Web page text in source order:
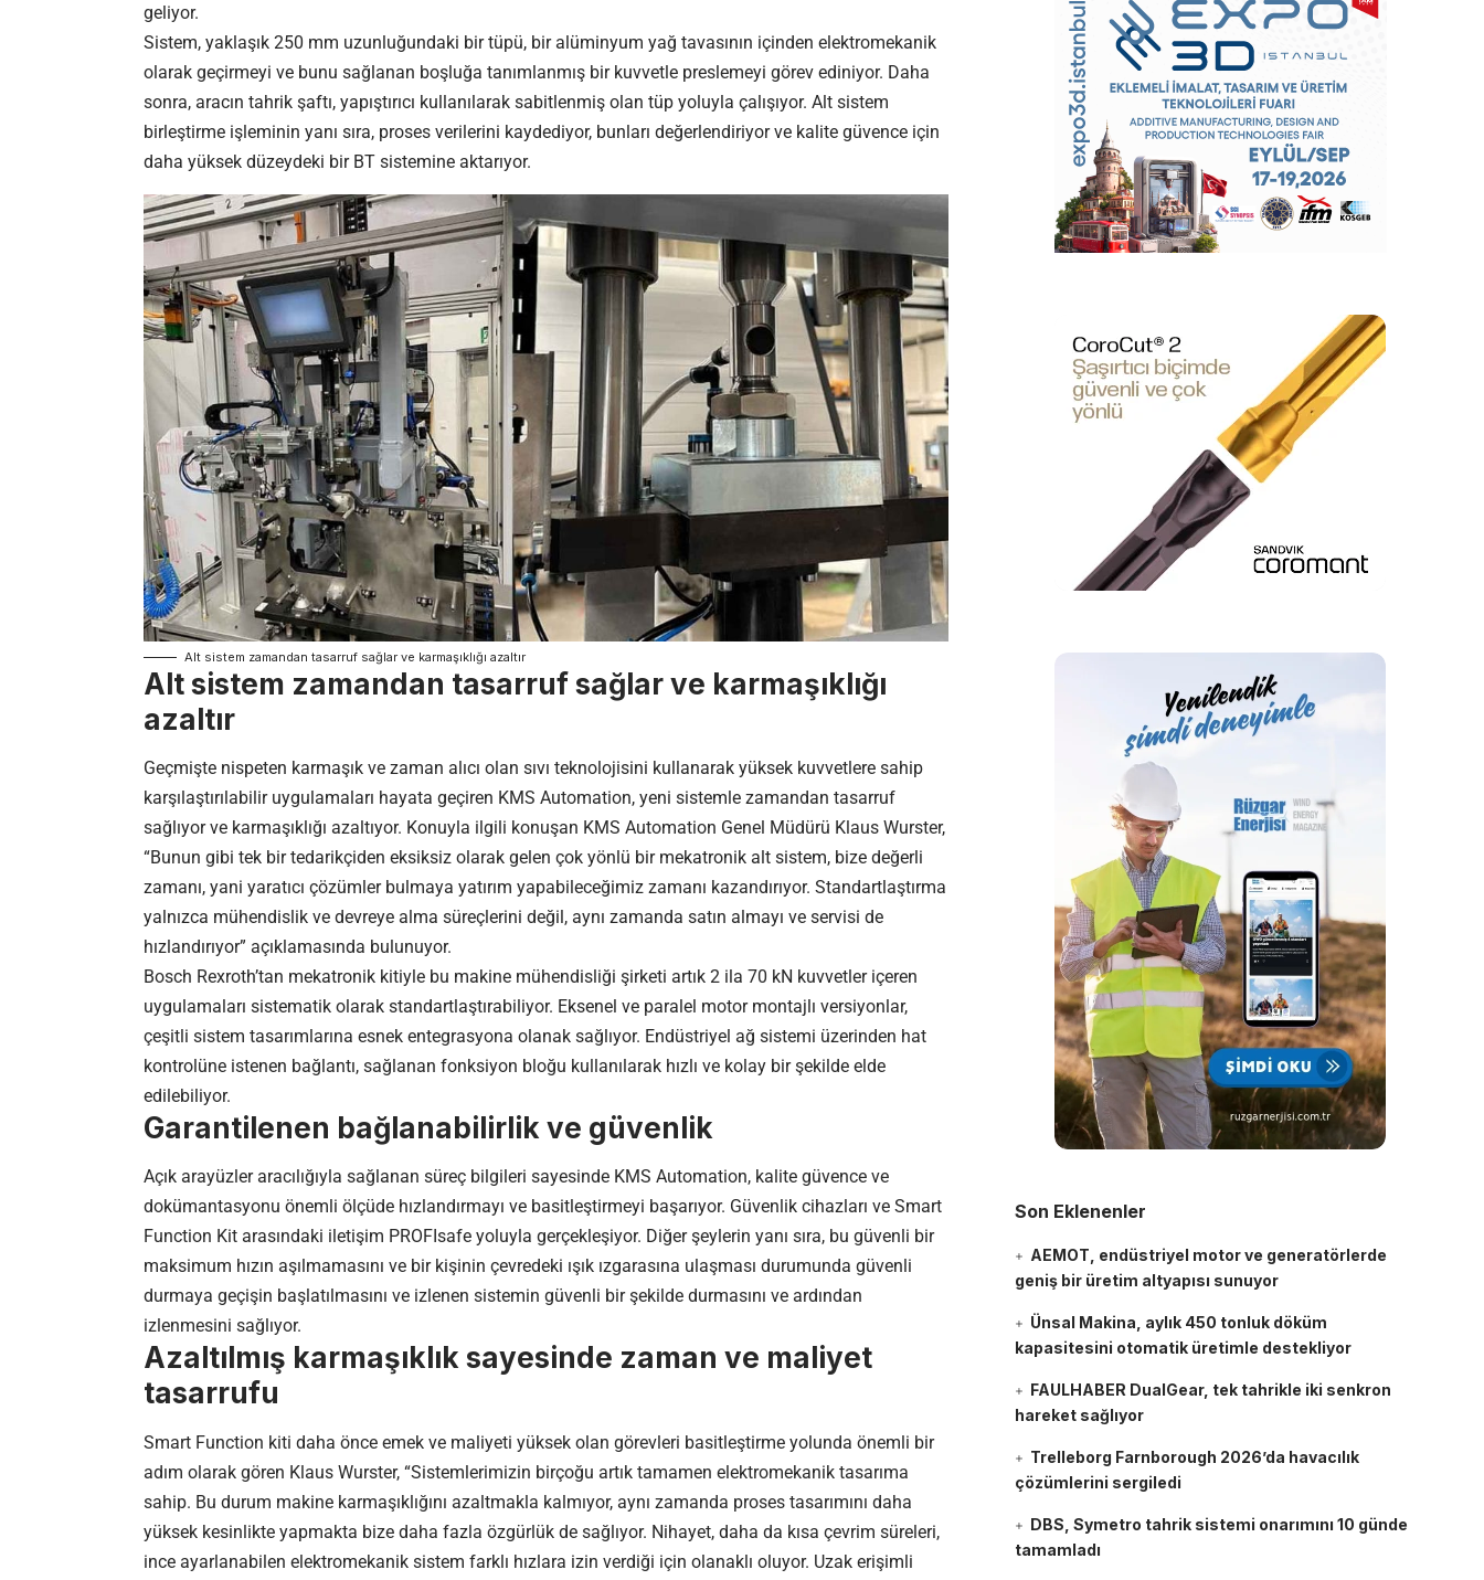
geliyor.
Sistem, yaklaşık 250 mm uzunluğundaki bir tüpü, bir alüminyum yağ tavasının içinden elektromekanik
olarak geçirmeyi ve bunu sağlanan boşluğa tanımlanmış bir kuvvetle preslemeyi görev ediniyor. Daha
sonra, aracın tahrik şaftı, yapıştırıcı kullanılarak sabitlenmiş olan tüp yoluyla çalışıyor. Alt sistem
birleştirme işleminin yanı sıra, proses verilerini kaydediyor, bunları değerlendiriyor ve kalite güvence için
daha yüksek düzeydeki bir BT sistemine aktarıyor.
Alt sistem zamandan tasarruf sağlar ve karmaşıklığı azaltır
Alt sistem zamandan tasarruf sağlar ve karmaşıklığı
azaltır
Geçmişte nispeten karmaşık ve zaman alıcı olan sıvı teknolojisini kullanarak yüksek kuvvetlere sahip
karşılaştırılabilir uygulamaları hayata geçiren KMS Automation, yeni sistemle zamandan tasarruf
sağlıyor ve karmaşıklığı azaltıyor. Konuyla ilgili konuşan KMS Automation Genel Müdürü Klaus Wurster,
“Bunun gibi tek bir tedarikçiden eksiksiz olarak gelen çok yönlü birmekatronik alt sistem, bize değerli
zamanı, yani yaratıcı çözümler bulmaya yatırım yapabileceğimiz zamanı kazandırıyor. Standartlaştırma
yalnızca mühendislik ve devreye alma süreçlerini değil, aynı zamanda satın almayı ve servisi de
hızlandırıyor” açıklamasında bulunuyor.
Bosch Rexroth’tan mekatronik kitiyle bu makine mühendisliği şirketi artık 2 ila 70 kN kuvvetler içeren
uygulamaları sistematik olarak standartlaştırabiliyor. Eksenel ve paralel motor montajlı versiyonlar,
çeşitli sistem tasarımlarına esnek entegrasyona olanak sağlıyor. Endüstriyel ağ sistemi üzerinden hat
kontrolüne istenen bağlantı, sağlanan fonksiyon bloğu kullanılarak hızlı ve kolay bir şekilde elde
edilebiliyor.
Garantilenen bağlanabilirlik ve güvenlik
Açık arayüzler aracılığıyla sağlanan süreç bilgileri sayesinde KMS Automation, kalite güvence ve
dokümantasyonu önemli ölçüde hızlandırmayı ve basitleştirmeyi başarıyor. Güvenlik cihazları ve Smart
Function Kit arasındaki iletişim PROFIsafe yoluyla gerçekleşiyor. Diğer şeylerin yanı sıra, bu güvenli bir
maksimum hızın aşılmamasını ve bir kişinin çevredeki ışık ızgarasına ulaşması durumunda güvenli
durmaya geçişin başlatılmasını ve izlenen sistemin güvenli bir şekilde durmasını ve ardından
izlenmesini sağlıyor.
Azaltılmış karmaşıklık sayesinde zaman ve maliyet
tasarrufu
Smart Function kiti daha önce emek ve maliyeti yüksek olan görevleri basitleştirme yolunda önemli bir
adım olarak gören Klaus Wurster, “Sistemlerimizin birçoğu artık tamamen elektromekanik tasarıma
sahip. Bu durum makine karmaşıklığını azaltmakla kalmıyor, aynı zamanda proses tasarımını daha
yüksek kesinlikte yapmakta bize daha fazla özgürlük de sağlıyor. Nihayet, daha da kısa çevrim süreleri,
ince ayarlanabilen elektromekanik sistem farklı hızlara izin verdiği için olanaklı oluyor. Uzak erişimli
Son Eklenenler
AEMOT, endüstriyel motor ve generatörlerde
geniş bir üretim altyapısı sunuyor
Ünsal Makina, aylık 450 tonluk döküm
kapasitesini otomatik üretimle destekliyor
FAULHABER DualGear, tek tahrikle iki senkron
hareket sağlıyor
Trelleborg Farnborough 2026’da havacılık
çözümlerini sergiledi
DBS, Symetro tahrik sistemi onarımını 10 günde
tamamladı